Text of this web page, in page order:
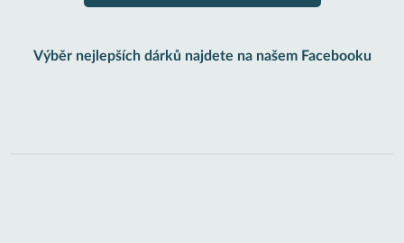
Výběr nejlepších dárků najdete na našem Facebooku